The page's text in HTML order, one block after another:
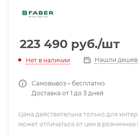
223 490 руб./шт
Нет в наличии Нашли
Самовывоз – бесплатно
Доставка от 1 до 3 дней
Цена действительна только для
может отличаться от цен в розничных